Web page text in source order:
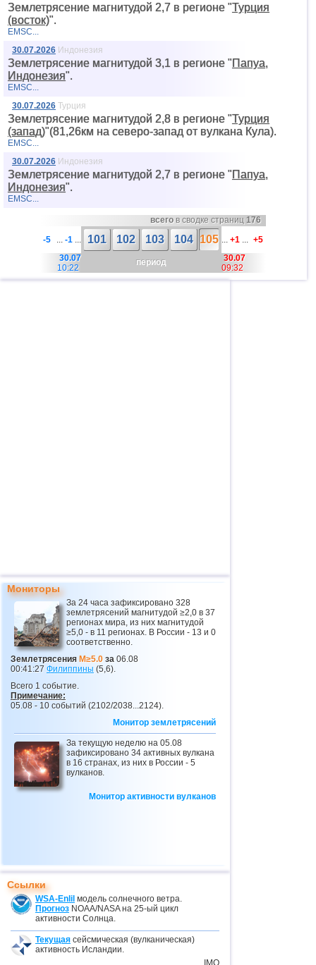
Землетрясение магнитудой 2,7 в регионе "Турция
(восток)".
EMSC...
30.07.2026 Индонезия
Землетрясение магнитудой 3,1 в регионе " Папуа,
Индонезия".
EMSC...
30.07.2026 Турция
Землетрясение магнитудой 2,8 в регионе "Турция
(запад)"(81,26км на северо-запад от вyлкана Кула).
EMSC...
30.07.2026 Индонезия
Землетрясение магнитудой 2,7 в регионе " Папуа,
Индонезия".
EMSC...
всегов сводке страниц 176
-5
... -1... 101 102 103 104 105 ...+1 ... +5
30.07
10:22
период
30.07
09:32
Мониторы
За 24 часа зафиксировано 328
землетрясений магнитудой ≥2,0 в 37
регионах мира, из них магнитудой
≥5,0 - в 11 регионах. В России - 13 и 0
соответственно.
Землетрясения M≥5.0 за 06.08
00:41:27 Филиппины (5,6).
Всего 1 событие.
Примечание:
05.08 - 10 событий (2102/2038...2124).
Монитор землетрясений
За текущую неделю на 05.08
зафиксировано 34 активных вулкана
в 16 странах, из них в России - 5
вулканов.
Монитор активности вулканов
Ссылки
WSA-Enlil модель солнечного ветра.
Прогноз NOAA/NASA на 25-ый цикл
активности Солнца.
Текущая сейсмическая (вулканическая)
активность Исландии.
IMO